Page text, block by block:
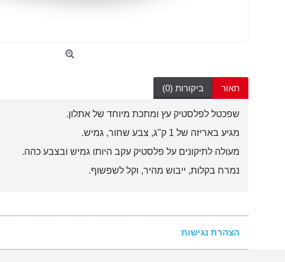
תאור ביקורות (0)
שפכטל לפלסטיק עץ ומתכת מיוחד של אתלון.
מגיע באריזה של 1 ק"ג, צבע שחור, גמיש.
מעולה לתיקונים על פלסטיק עקב היותו גמיש ובצבע כהה.
נמרח בקלות, ייבוש מהיר, וקל לשפשוף.
הצהרת נגישות